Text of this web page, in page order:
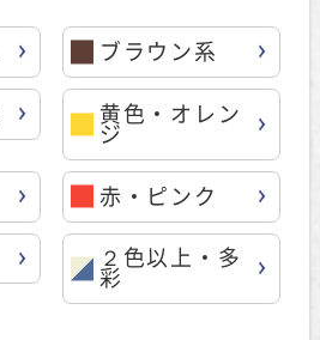
ブラウン系
黄色・オレン
ジ
赤・ピンク
２色以上・多
彩